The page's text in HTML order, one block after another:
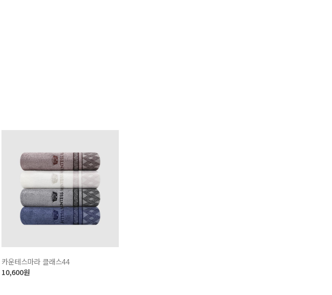
카운테스마라 클래스44
10,600원